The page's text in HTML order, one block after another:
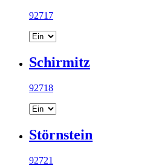
92717
Schirmitz
92718
Störnstein
92721